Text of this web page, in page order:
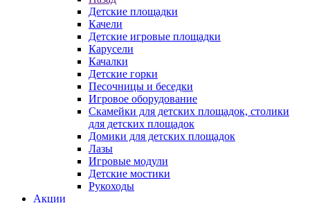
Детские площадки
Качели
Детские игровые площадки
Карусели
Качалки
Детские горки
Песочницы и беседки
Игровое оборудование
Скамейки для детских площадок, столики
для детских площадок
Домики для детских площадок
Лазы
Игровые модули
Детские мостики
Рукоходы
Акции